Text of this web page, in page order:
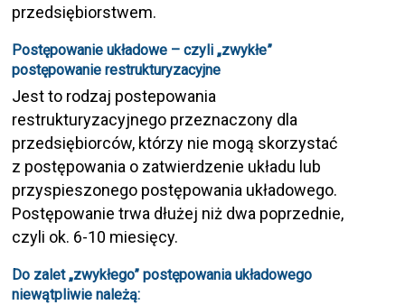
przedsiębiorstwem.
Postępowanie układowe – czyli „zwykłe”
postępowanie restrukturyzacyjne
Jest to rodzaj postepowania
restrukturyzacyjnego przeznaczony dla
przedsiębiorców, którzy nie mogą skorzystać
z postępowania o zatwierdzenie układu lub
przyspieszonego postępowania układowego.
Postępowanie trwa dłużej niż dwa poprzednie,
czyli ok. 6-10 miesięcy.
Do zalet „zwykłego” postępowania układowego
niewątpliwie należą: